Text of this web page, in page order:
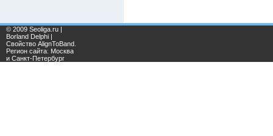
© 2009 Seoliga.ru |
Borland Delphi |
Свойство AlignToBand.
Регион сайта: Москва
и Санкт-Петербург